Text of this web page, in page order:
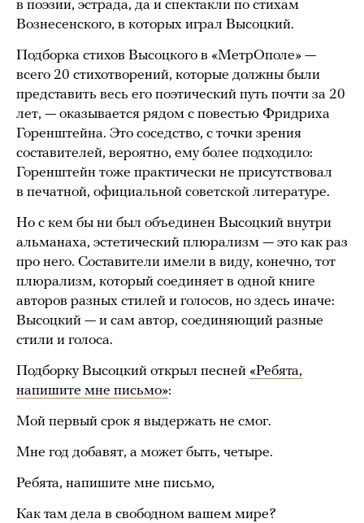
в поэзии, эстрада, да и спектакли по стихам
Вознесенского, в которых играл Высоцкий.
Подборка стихов Высоцкого в «МетрОполе» —
всего 20 стихотворений, которые должны были
представить весь его поэтический путь почти за 20
лет, — оказывается рядом с повестью Фридриха
Горенштейна. Это соседство, с точки зрения
составителей, вероятно, ему более подходило:
Горенштейн тоже практически не присутствовал
в печатной, официальной советской литературе.
Но с кем бы ни был объединен Высоцкий внутри
альманаха, эстетический плюрализм — это как раз
про него. Составители имели в виду, конечно, тот
плюрализм, который соединяет в одной книге
авторов разных стилей и голосов, но здесь иначе:
Высоцкий — и сам автор, соединяющий разные
стили и голоса.
Подборку Высоцкий открыл песней «Ребята,
напишите мне письмо»:
Мой первый срок я выдержать не смог.
Мне год добавят, а может быть, четыре.
Ребята, напишите мне письмо,
Как там дела в свободном вашем мире?